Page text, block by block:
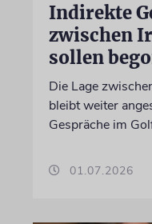
Indirekte
zwischen
sollen
Die Lage
bleibt weiter
Gespräche im
01.07.2026